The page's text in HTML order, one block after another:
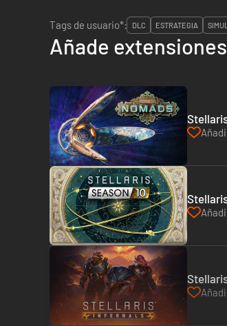
Tags de usuario*:
DLC ESTRATEGIA
Añade extensiones